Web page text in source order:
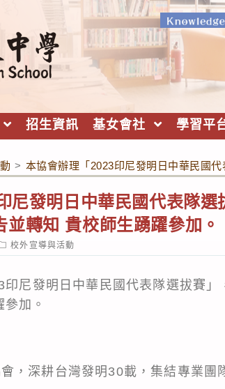
招生資訊 基女會社 學習平
> 本協會辦理「2023印尼發明日中華民國
尼發明日中華民國代表隊
轉知 貴校師生踴躍參加。
校外宣導與活動
尼發明日中華民國代表隊選拔賽
加。
，深耕台灣發明30載，集結專業團